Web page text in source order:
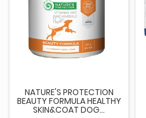
NATURE'S PROTECTION
BEAUTY FORMULA HEALTHY
SKIN&COAT DOG...